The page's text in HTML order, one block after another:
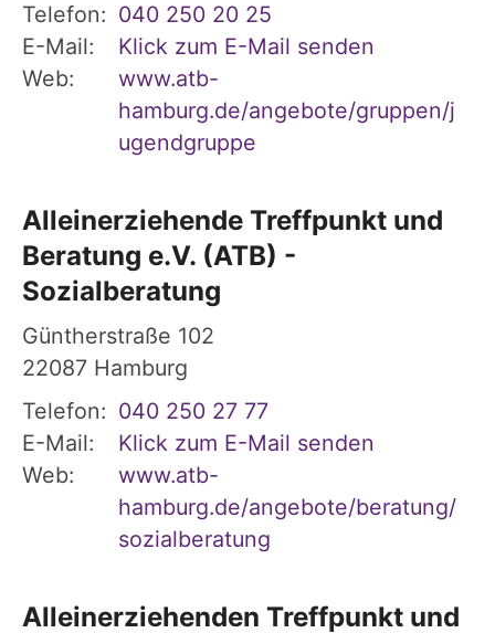
Telefon: 040 250 20 25
E-Mail:
Klick zum E-Mail senden
Web:
www.atb-
hamburg.de/angebote/gruppen/j
ugendgruppe
Alleinerziehende Treffpunkt und
Beratung e.V. (ATB) -
Sozialberatung
Güntherstraße 102
22087 Hamburg
Telefon: 040 250 27 77
E-Mail:
Klick zum E-Mail senden
Web:
www.atb-
hamburg.de/angebote/beratung/
sozialberatung
Alleinerziehenden Treffpunkt und